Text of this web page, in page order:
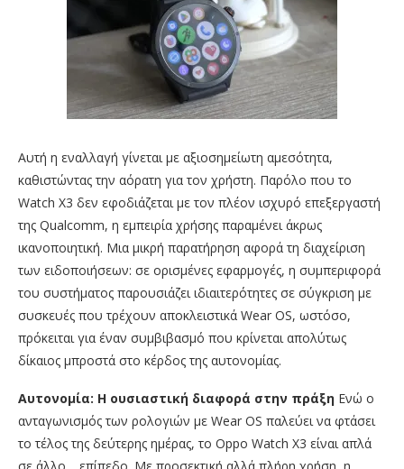
Αυτή η εναλλαγή γίνεται με αξιοσημείωτη αμεσότητα,
καθιστώντας την αόρατη για τον χρήστη. Παρόλο που το
Watch X3 δεν εφοδιάζεται με τον πλέον ισχυρό επεξεργαστή
της Qualcomm, η εμπειρία χρήσης παραμένει άκρως
ικανοποιητική. Μια μικρή παρατήρηση αφορά τη διαχείριση
των ειδοποιήσεων: σε ορισμένες εφαρμογές, η συμπεριφορά
του συστήματος παρουσιάζει ιδιαιτερότητες σε σύγκριση με
συσκευές που τρέχουν αποκλειστικά Wear OS, ωστόσο,
πρόκειται για έναν συμβιβασμό που κρίνεται απολύτως
δίκαιος μπροστά στο κέρδος της αυτονομίας.
Αυτονομία: Η ουσιαστική διαφορά στην πράξη Ενώ ο
ανταγωνισμός των ρολογιών με Wear OS παλεύει να φτάσει
το τέλος της δεύτερης ημέρας, το Oppo Watch X3 είναι απλά